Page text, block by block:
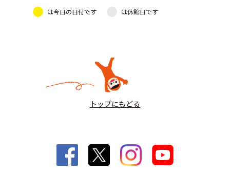
は今日の日付です は休館日です
トップにもどる